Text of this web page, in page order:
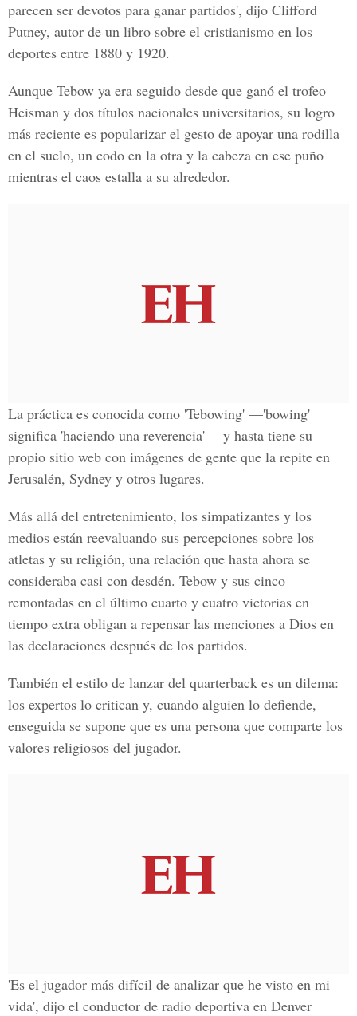
parecen ser devotos para ganar partidos', dijo Clifford
Putney, autor de un libro sobre el cristianismo en los
deportes entre 1880 y 1920.
Aunque Tebow ya era seguido desde que ganó el trofeo
Heisman y dos títulos nacionales universitarios, su logro
más reciente es popularizar el gesto de apoyar una rodilla
en el suelo, un codo en la otra y la cabeza en ese puño
mientras el caos estalla a su alrededor.
La práctica es conocida como 'Tebowing' —'bowing'
significa 'haciendo una reverencia'— y hasta tiene su
propio sitio web con imágenes de gente que la repite en
Jerusalén, Sydney y otros lugares.
Más allá del entretenimiento, los simpatizantes y los
medios están reevaluando sus percepciones sobre los
atletas y su religión, una relación que hasta ahora se
consideraba casi con desdén. Tebow y sus cinco
remontadas en el último cuarto y cuatro victorias en
tiempo extra obligan a repensar las menciones a Dios en
las declaraciones después de los partidos.
También el estilo de lanzar del quarterback es un dilema:
los expertos lo critican y, cuando alguien lo defiende,
enseguida se supone que es una persona que comparte los
valores religiosos del jugador.
'Es el jugador más difícil de analizar que he visto en mi
vida', dijo el conductor de radio deportiva en Denver